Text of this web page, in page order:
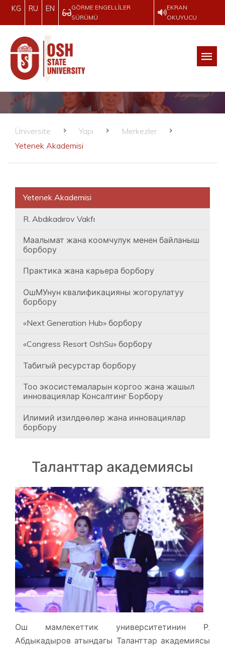
KG RU EN
GÖRME ENGELLILER
SÜRÜMÜ
EKRAN
OKUYUCU
Üniversite Yapı
Merkezler
Yetenek Akademisi
Yetenek Akademisi
R. Abdıkadırov Vakfı
Маалымат жана коомчулук менен байланыш
борбору
Практика жана карьера борбору
ОшМУнун квалификацияны жогорулатуу
борбору
«Next Generation Hub» борбору
«Congress Resort OshSu» борбору
Табигый ресурстар борбору
Тоо экосистемаларын коргоо жана жашыл
инновациялар Консалтинг Борбору
Илимий изилдөөлөр жана инновациялар
борбору
Таланттар академиясы
Ош мамлекеттик университетинин Р.
Абдыкадыров атындагы Таланттар академиясы